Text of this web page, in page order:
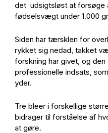
det udsigtsløst at forsøge
fødselsvægt under 1.000
Siden har tærsklen for
rykket sig nedad, takket
forskning har givet, og
professionelle indsats,
yder.
Tre bleer i forskellige
bidrager til forståelse af
at gøre.